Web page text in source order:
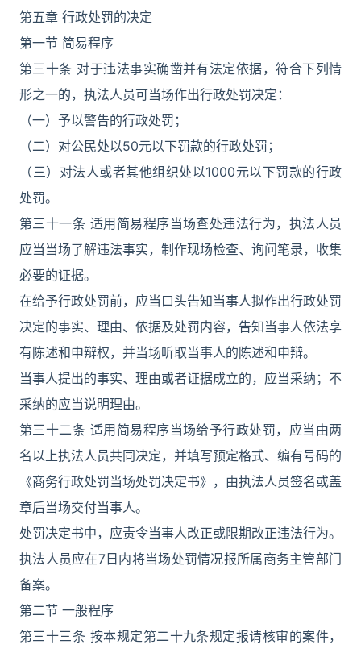
第五章 行政处罚的决定
第一节 简易程序
第三十条 对于违法事实确凿并有法定依据，符合下列情
形之一的，执法人员可当场作出行政处罚决定：
（一）予以警告的行政处罚；
（二）对公民处以50元以下罚款的行政处罚；
（三）对法人或者其他组织处以1000元以下罚款的行政
处罚。
第三十一条 适用简易程序当场查处违法行为，执法人员
应当当场了解违法事实，制作现场检查、询问笔录，收集
必要的证据。
在给予行政处罚前，应当口头告知当事人拟作出行政处罚
决定的事实、理由、依据及处罚内容，告知当事人依法享
有陈述和申辩权，并当场听取当事人的陈述和申辩。
当事人提出的事实、理由或者证据成立的，应当采纳；不
采纳的应当说明理由。
第三十二条 适用简易程序当场给予行政处罚，应当由两
名以上执法人员共同决定，并填写预定格式、编有号码的
《商务行政处罚当场处罚决定书》，由执法人员签名或盖
章后当场交付当事人。
处罚决定书中，应责令当事人改正或限期改正违法行为。
执法人员应在7日内将当场处罚情况报所属商务主管部门
备案。
第二节 一般程序
第三十三条 按本规定第二十九条规定报请核审的案件，